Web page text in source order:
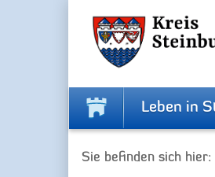
Leben in
Sie befinden sich hier: